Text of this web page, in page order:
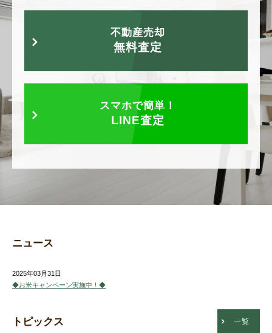
不動産売却
無料査定
スマホで簡単！
LINE査定
ニュース
2025年03月31日
◆お米キャンペーン実施中！◆
トピックス 一覧